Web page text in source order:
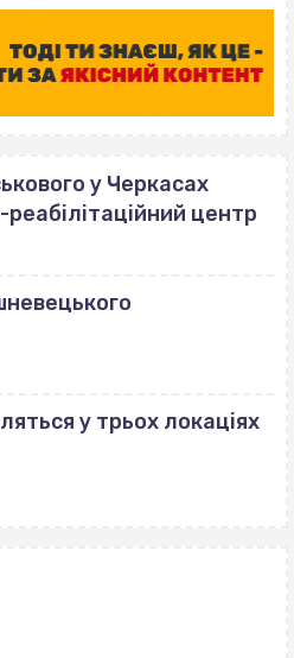
у Черкасах
центр
у трьох локаціях